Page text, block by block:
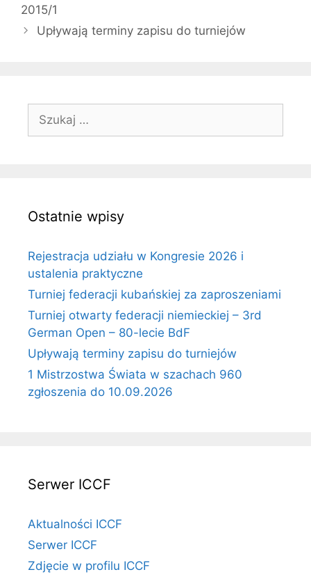
2015/1
Upływają terminy zapisu do turniejów
Szukaj:
Ostatnie wpisy
Rejestracja udziału w Kongresie 2026 i
ustalenia praktyczne
Turniej federacji kubańskiej za zaproszeniami
Turniej otwarty federacji niemieckiej – 3rd
German Open – 80-lecie BdF
Upływają terminy zapisu do turniejów
1 Mistrzostwa Świata w szachach 960
zgłoszenia do 10.09.2026
Serwer ICCF
Aktualności ICCF
Serwer ICCF
Zdjęcie w profilu ICCF